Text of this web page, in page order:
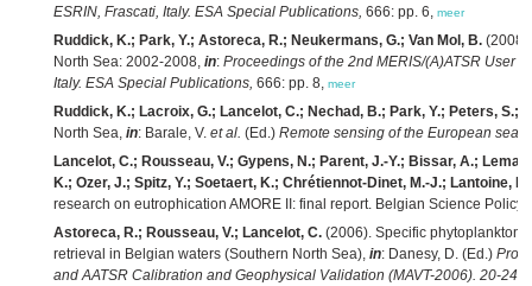
ESRIN, Frascati, Italy. ESA Special Publications, 666: pp. 6, meer
Ruddick, K.; Park, Y.; Astoreca, R.; Neukermans, G.; Van Mol, B.
North Sea: 2002-2008, in: Proceedings of the 2nd MERIS/(A)ATSR User
Italy. ESA Special Publications, 666: pp. 8, meer
Ruddick, K.; Lacroix, G.; Lancelot, C.; Nechad, B.; Park, Y.; Peters, S.;
North Sea, in: Barale, V. et al. (Ed.) Remote sensing of the European seas.
Lancelot, C.; Rousseau, V.; Gypens, N.; Parent, J.-Y.; Bissar, A.;
K.; Ozer, J.; Spitz, Y.; Soetaert, K.; Chrétiennot-Dinet, M.-J.; Lantoine,
research on eutrophication AMORE II: final report. Belgian Science
Astoreca, R.; Rousseau, V.; Lancelot, C. (2006). Specific phytoplankton
retrieval in Belgian waters (Southern North Sea), in: Danesy, D. (Ed.)
and AATSR Calibration and Geophysical Validation (MAVT-2006). 20-24